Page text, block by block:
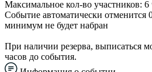
Максимальное кол-во участников: 6
Событие автоматически отменится
минимум не будет набран
При наличии резерва, выписаться
часов до события.